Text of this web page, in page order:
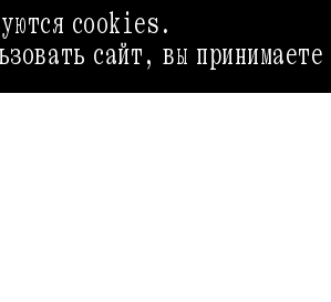
cookies.
сайт, вы принимаете